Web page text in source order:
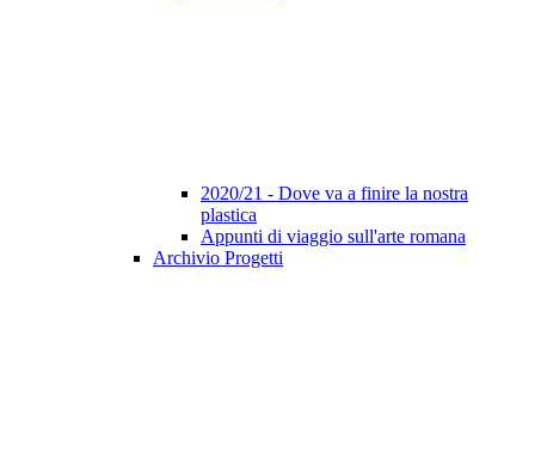
2020/21 - Dove va a finire la nostra
plastica
Appunti di viaggio sull'arte romana
Archivio Progetti